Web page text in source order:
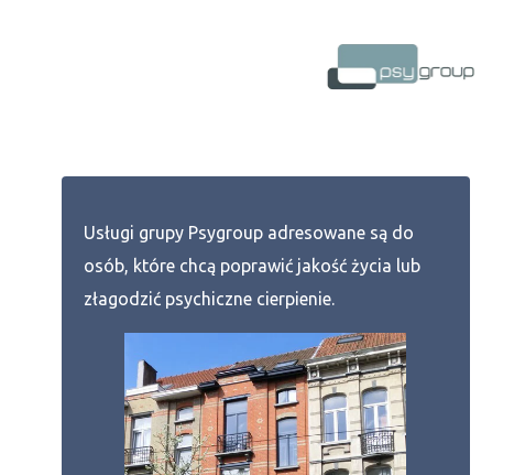
Usługi grupy Psygroup adresowane są do
osób, które chcą poprawić jakość życia lub
złagodzić psychiczne cierpienie.